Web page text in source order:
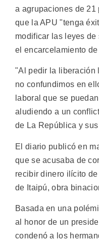
a agrupaciones de
que la APU "tenga
modificar las leyes
el encarcelamiento
"Al pedir la liberación
no confundimos en
laboral que se
aludiendo a un
de La República y
El diario publicó en
que se acusaba de
recibir dinero ilícito
de Itaipú, obra
Basada en una
al honor de un
condenó a los